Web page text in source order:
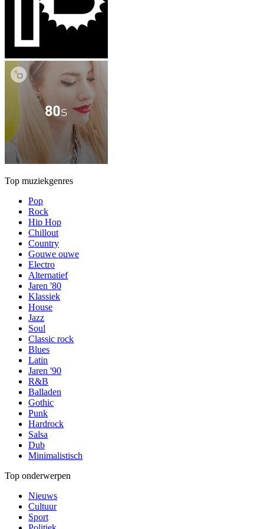
Top muziekgenres
Pop
Rock
Hip Hop
Chillout
Country
Gouwe ouwe
Electro
Alternatief
Jaren '80
Klassiek
House
Jazz
Soul
Classic rock
Blues
Latin
Jaren '90
R&B
Balladen
Gothic
Punk
Hardrock
Salsa
Dub
Minimalistisch
Top onderwerpen
Nieuws
Cultuur
Sport